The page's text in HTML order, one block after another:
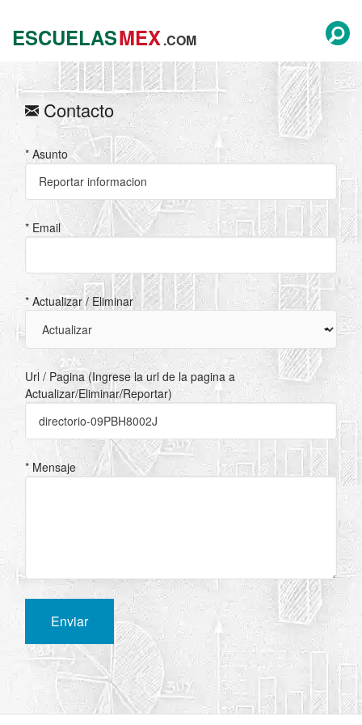
ESCUELASMEX.COM
Contacto
* Asunto
* Email
* Actualizar / Eliminar
Url / Pagina (Ingrese la url de la pagina a
Actualizar/Eliminar/Reportar)
* Mensaje
Enviar